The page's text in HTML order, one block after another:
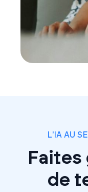
L'IA AU
Faites
de